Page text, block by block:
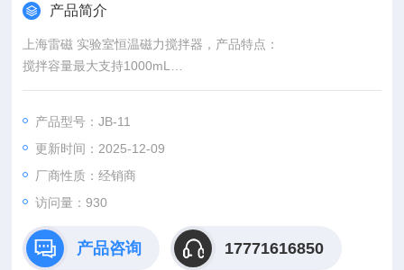
产品简介
上海雷磁 实验室恒温磁力搅拌器，产品特点：
搅拌容量最大支持1000mL
搅拌速率可调（100-1800） rpm
段码式LCD屏幕显示搅拌速率
支持快速启动功能，仪器默认转速为上次关机前设定的转速
搅拌盘面刻线，定位容器，确保搅拌子旋转平稳
电极支架设计，最多支持3个电极，适用于电化学、滴定等分析
标配磁力搅拌子
产品型号：JB-11
更新时间：2025-12-09
厂商性质：经销商
访问量：930
产品咨询 17771616850